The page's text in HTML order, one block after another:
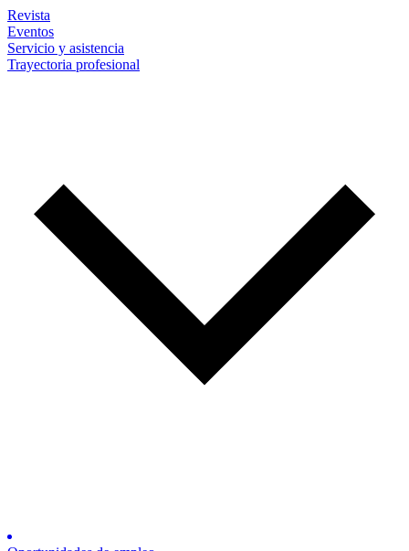
Revista
Eventos
Servicio y asistencia
Trayectoria profesional